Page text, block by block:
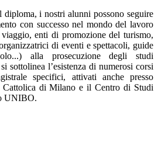
i nostri alunni possono seguire
con successo nel mondo del lavoro
enti di promozione del turismo,
di eventi e spettacoli, guide
alla prosecuzione degli studi
sottolinea l’esistenza di numerosi corsi
specifici, attivati anche presso
Cattolica di Milano e il Centro di Studi
UNIBO.